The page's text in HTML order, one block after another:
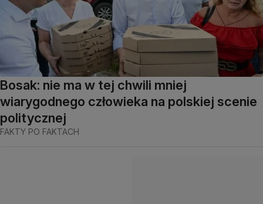
Bosak: nie ma w tej chwili mniej
wiarygodnego człowieka na polskiej scenie
politycznej
FAKTY PO FAKTACH